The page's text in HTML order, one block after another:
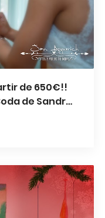
de 650€!!
de Sandra